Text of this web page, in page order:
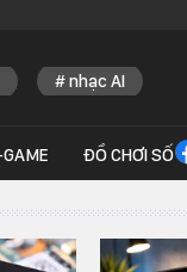
nhạc AI
ĐỒ CHƠI SỐ